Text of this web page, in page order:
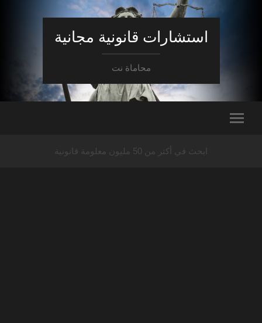
استشارات قانونية مجانية
محاماة نت
ابحث في أكثر من 50 مليون معلومة قانونية